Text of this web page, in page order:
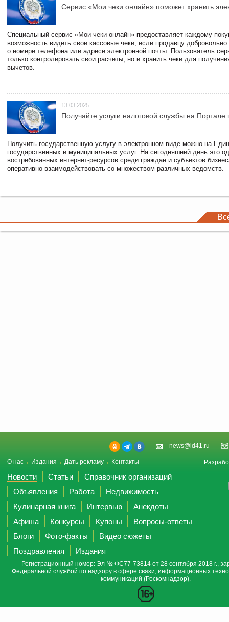
Сервис «Мои чеки онлайн» поможет хранить
Специальный сервис «Мои чеки онлайн» предоставляет каждому
возможность видеть свои кассовые чеки, если продавцу
о номере телефона или адресе электронной почты. Пользователь
только контролировать свои расчеты, но и хранить чеки для
вычетов.
13.03.2025
Получайте услуги налоговой службы на Портале
Получить государственную услугу в электронном виде можно на
государственных и муниципальных услуг. На сегодняшний день это
востребованных интернет-ресурсов среди граждан и субъектов
оперативно взаимодействовать со множеством различных ведомств.
news@id41.ru
О нас Издания Дать рекламу Контакты
Новости Статьи
Справочник организаций
Объявления
Работа
Недвижимость
Кулинарная книга
Интервью
Анекдоты
Афиша
Конкурсы Купоны
Вопросы-ответы
Блоги
Фото-факты
Видео сюжеты
Поздравления
Издания
Регистрационный номер: Эл № ФС77-73814 от 28 сентября 2018 г.,
Федеральной службой по надзору в сфере связи, информационных
коммуникаций (Роскомнадзор).